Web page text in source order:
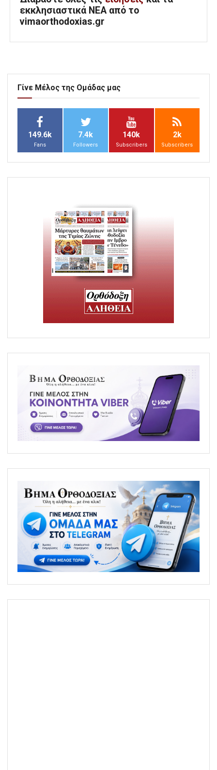
εκκλησιαστικά ΝΕΑ από το
vimaorthodoxias.gr
Γίνε Μέλος της Ομάδας μας
149.6k
Fans
7.4k
Followers
140k
Subscribers
2k
Subscribers